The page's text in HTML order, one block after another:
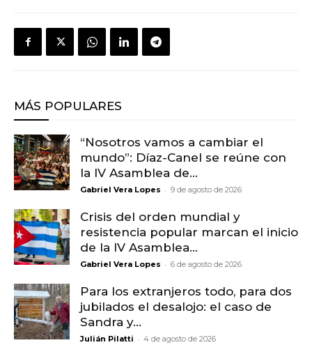
MÁS POPULARES
“Nosotros vamos a cambiar el
mundo”: Díaz-Canel se reúne con
la IV Asamblea de...
Gabriel Vera Lopes - 9 de agosto de 2026
Crisis del orden mundial y
resistencia popular marcan el inicio
de la IV Asamblea...
Gabriel Vera Lopes - 6 de agosto de 2026
Para los extranjeros todo, para dos
jubilados el desalojo: el caso de
Sandra y...
Julián Pilatti - 4 de agosto de 2026